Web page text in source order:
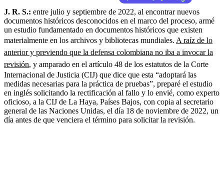
J. R. S.: entre julio y septiembre de 2022, al encontrar nuevos
documentos históricos desconocidos en el marco del proceso, armé
un estudio fundamentado en documentos históricos que existen
materialmente en los archivos y bibliotecas mundiales. A raíz de lo
anterior y previendo que la defensa colombiana no iba a invocar la
revisión, y amparado en el artículo 48 de los estatutos de la Corte
Internacional de Justicia (CIJ) que dice que esta “adoptará las
medidas necesarias para la práctica de pruebas”, preparé el estudio
en inglés solicitando la rectificación al fallo y lo envié, como experto
oficioso, a la CIJ de La Haya, Países Bajos, con copia al secretario
general de las Naciones Unidas, el día 18 de noviembre de 2022, un
día antes de que venciera el término para solicitar la revisión.